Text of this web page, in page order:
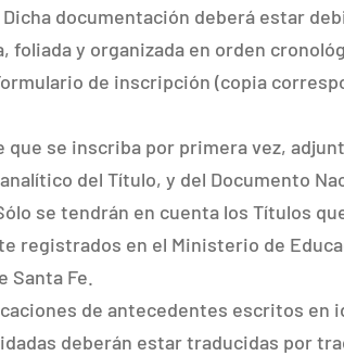
documentación deberá estar
foliada y organizada en orden
de inscripción (copia
que se inscriba por primera vez,
del Título, y del Documento
se tendrán en cuenta los Títulos
registrados en el Ministerio de
Santa Fe.
de antecedentes escritos en
deberán estar traducidas por